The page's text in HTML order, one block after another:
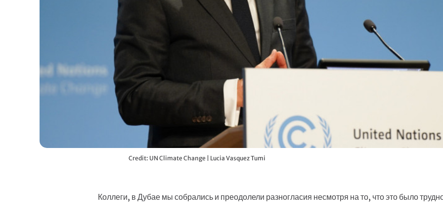
Credit: UN Climate Change | Lucia Vasquez Tumi
Коллеги, в Дубае мы собрались и преодолели разногласия несмотря на то, что это было